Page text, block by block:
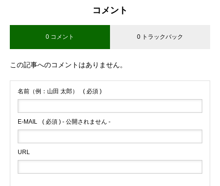
コメント
0 コメント 0 トラックバック
この記事へのコメントはありません。
名前（例：山田 太郎） ( 必須 )
E-MAIL ( 必須 ) - 公開されません -
URL